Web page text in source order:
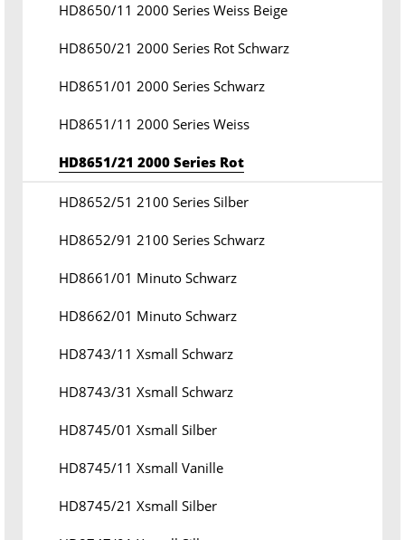
HD8650/11 2000 Series Weiss Beige
HD8650/21 2000 Series Rot Schwarz
HD8651/01 2000 Series Schwarz
HD8651/11 2000 Series Weiss
HD8651/21 2000 Series Rot
HD8652/51 2100 Series Silber
HD8652/91 2100 Series Schwarz
HD8661/01 Minuto Schwarz
HD8662/01 Minuto Schwarz
HD8743/11 Xsmall Schwarz
HD8743/31 Xsmall Schwarz
HD8745/01 Xsmall Silber
HD8745/11 Xsmall Vanille
HD8745/21 Xsmall Silber